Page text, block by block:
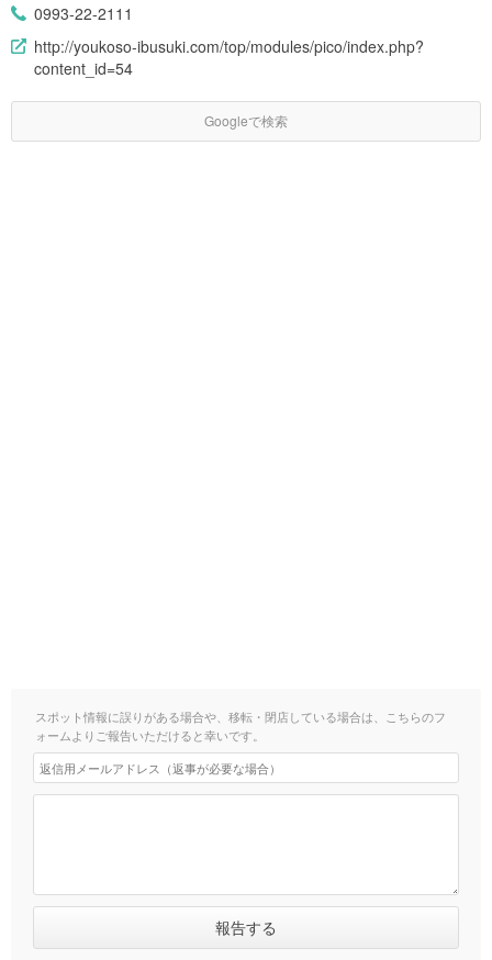
0993-22-2111
http://youkoso-ibusuki.com/top/modules/pico/index.php?
content_id=54
Googleで検索
スポット情報に誤りがある場合や、移転・閉店している場合は、こちらのフ
ォームよりご報告いただけると幸いです。